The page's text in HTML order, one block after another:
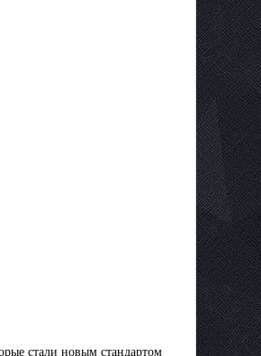
стали новым стандартом